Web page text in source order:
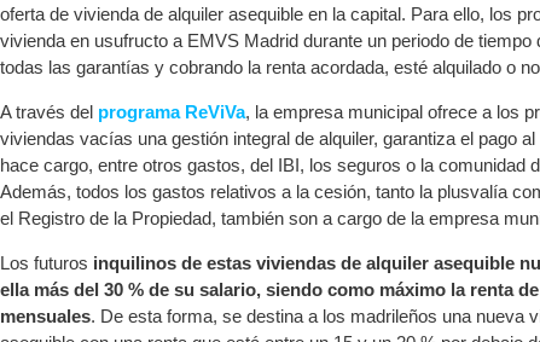
oferta de vivienda de alquiler asequible en la capital. Para ello, los
vivienda en usufructo a EMVS Madrid durante un periodo de tiempo
todas las garantías y cobrando la renta acordada, esté alquilado o
A través del programa ReViVa, la empresa municipal ofrece a los
viviendas vacías una gestión integral de alquiler, garantiza el pago
hace cargo, entre otros gastos, del IBI, los seguros o la comunidad
Además, todos los gastos relativos a la cesión, tanto la plusvalía
el Registro de la Propiedad, también son a cargo de la empresa
Los futuros inquilinos de estas viviendas de alquiler asequible
ella más del 30 % de su salario, siendo como máximo la renta
mensuales. De esta forma, se destina a los madrileños una nueva